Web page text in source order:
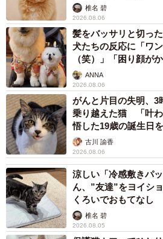
保護当時やせ細っていたうーたーは1.8kgし
「これは…」
衰弱しており、いまにも餓死しそ
顔を確認すると目には力がなく、生
ない表情でこちらを見つめてきた。
椎名 碧
2026.08.06
髪をバッサリと切っ
犬たちの反応に「ワ
（笑）」「困り顔が
ANNA
2026.08.06
がんと片目の失明、3
乗り越えた猫 「叶
悟した19歳の誕生日
古川 諭香
2026.08.06
涼しい「冷感敷きパ
ん、”友達”をヨイシ
くろいでおもてなし
椎名 碧
2026.08.05